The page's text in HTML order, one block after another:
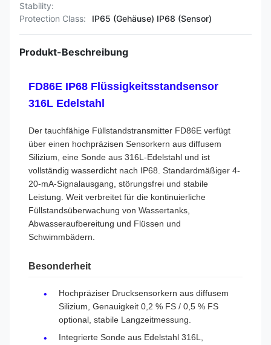
Stability:
Protection Class: IP65 (Gehäuse) IP68 (Sensor)
Produkt-Beschreibung
FD86E IP68 Flüssigkeitsstandsensor
316L Edelstahl
Der tauchfähige Füllstandstransmitter FD86E verfügt
über einen hochpräzisen Sensorkern aus diffusem
Silizium, eine Sonde aus 316L-Edelstahl und ist
vollständig wasserdicht nach IP68. Standardmäßiger 4-
20-mA-Signalausgang, störungsfrei und stabile
Leistung. Weit verbreitet für die kontinuierliche
Füllstandsüberwachung von Wassertanks,
Abwasseraufbereitung und Flüssen und
Schwimmbädern.
Besonderheit
Hochpräziser Drucksensorkern aus diffusem
Silizium, Genauigkeit 0,2 % FS / 0,5 % FS
optional, stabile Langzeitmessung.
Integrierte Sonde aus Edelstahl 316L,